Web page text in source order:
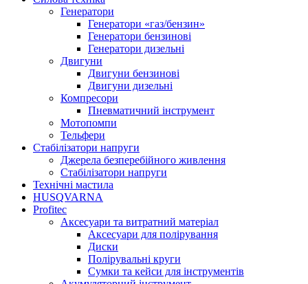
Генератори
Генератори «газ/бензин»
Генератори бензинові
Генератори дизельні
Двигуни
Двигуни бензинові
Двигуни дизельні
Компресори
Пневматичний інструмент
Мотопомпи
Тельфери
Стабілізатори напруги
Джерела безперебійного живлення
Стабілізатори напруги
Технічні мастила
HUSQVARNA
Profitec
Аксесуари та витратний матеріал
Аксесуари для полірування
Диски
Полірувальні круги
Сумки та кейси для інструментів